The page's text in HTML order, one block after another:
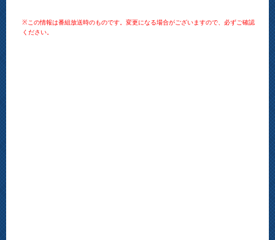
※この情報は番組放送時のものです。変更になる場合がございますので、必ずご確認
ください。